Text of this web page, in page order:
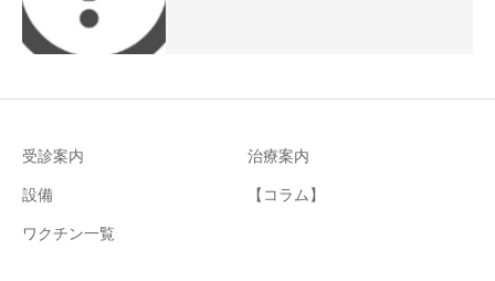
受診案内 治療案内
設備 【コラム】
ワクチン一覧